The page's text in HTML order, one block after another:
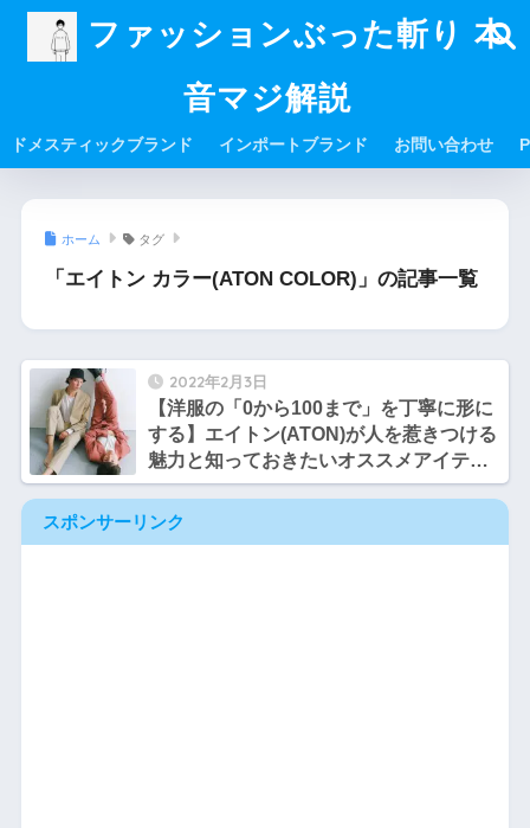
ファッションぶった斬り 本
音マジ解説
ドメスティックブランド インポートブランド お問い合わせ
ホーム タグ
「エイトン カラー(ATON COLOR)」の記事一覧
2022年2月3日
【洋服の「0から100まで」を丁寧に形に
する】エイトン(ATON)が人を惹きつける
魅力と知っておきたいオススメアイテム
とは？【ブランド解説】
スポンサーリンク